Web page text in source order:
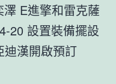
E進擎和雷克薩
20 設置裝備擺設
迪漢開啟預訂